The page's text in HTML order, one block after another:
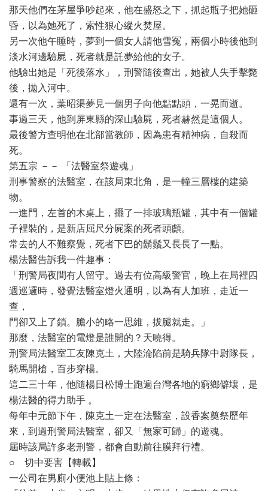
那天他們在茅屋爭吵起來，他在盛怒之下，抓起瓶子把她砸
昏，以為她死了，索性狠心縱火焚屋。
另一次他午睡時，夢到一個女人請他雪冤，兩個小時後他到
淡水河邊驗屍，死者就是託夢給他的女子。
他驗出她是「死後落水」，刑警隨後查出，她被人失手擊斃
後，拋入河中。
還有一次，葉昭渠夢見一個男子向他點點頭，一晃而逝。
事過三天，他到屏東縣的深山驗屍，死者赫然是這個人。
最後警方查明他在北部當教師，因為患有精神病，自殺而
死。
第五宗 －－ 「法醫室祭遊魂」
刑事警察的法醫室，在該局東北角，是一幢三層樓的建築
物。
一進門，左首的木桌上，擺了一排玻璃瓶罐，其中有一個罐
子裡裝的，是新店屈尺分屍案的死者頭顱。
常去的人不難察覺，死者下巴的鬍鬚又長長了一點。
楊法醫告訴我一件趣事：
「刑警局夜間有人留守。過去有位高級警官，晚上在局裡四
週巡邏時，發覺法醫室燈火通明，以為有人加班，走近一
查，
門卻又上了鎖。膽小的略一思維，拔腿就走。」
那麼，法醫室的電燈是誰開的？天曉得。
刑警局法醫室工友陳克土，大陸淪陷前是騎兵隊中尉隊長，
騎馬開槍，百步穿楊。
這二三十年，他隨楊日松博士跑遍台灣各地的窮鄉僻壤，是
楊法醫的得力助手 。
每年中元節下午，陳克土一定在法醫室，設香案奠祭歷年
來，到過刑警局法醫室，卻又「無家可歸」的遊魂。
屆時該局許多老刑警，都會自動前往膜拜行禮。
○ 切中要害【轉載】
一公司在男廁小便池上貼上條：